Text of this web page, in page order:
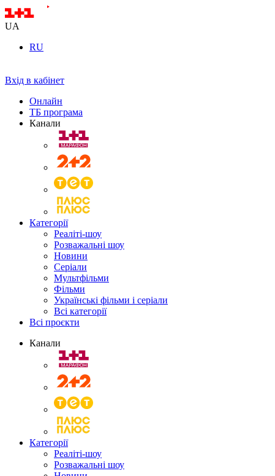
UA
RU
Вхід в кабінет
Онлайн
ТБ програма
Канали
Категорії
Реаліті-шоу
Розважальні шоу
Новини
Серіали
Мультфільми
Фільми
Українські фільми і серіали
Всі категорії
Всі проєкти
Канали
Категорії
Реаліті-шоу
Розважальні шоу